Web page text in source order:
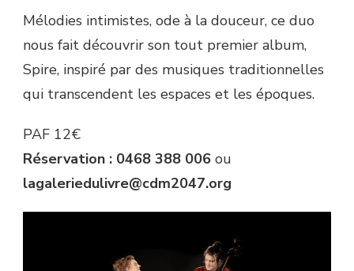
Mélodies intimistes, ode à la douceur, ce duo
nous fait découvrir son tout premier album,
Spire, inspiré par des musiques traditionnelles
qui transcendent les espaces et les époques.
PAF 12€
Réservation : 0468 388 006 ou
lagaleriedulivre@cdm2047.org